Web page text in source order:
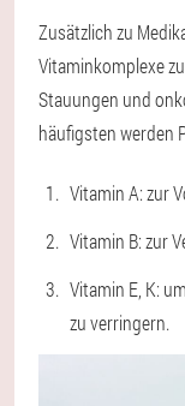
Zusätzlich zu
Vitaminkomplexe
Stauungen und
häufigsten werden
Vitamin A: zur
Vitamin B: zur
Vitamin E, K:
zu verringern.